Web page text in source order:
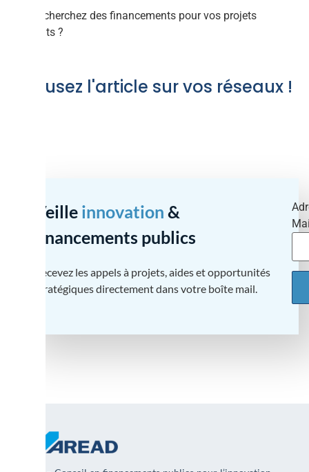
Vous recherchez des financements pour vos projets
innovants ?
Diffusez l'article sur vos réseaux !
Veille innovation &
financements publics
Recevez les appels à projets, aides et opportunités
stratégiques directement dans votre boîte mail.